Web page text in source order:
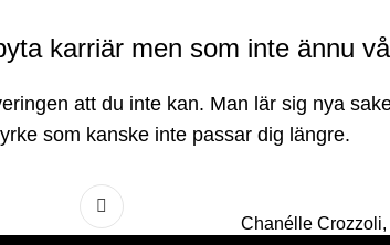
karriär men som inte ännu
att du inte kan. Man lär sig nya
som kanske inte passar dig längre.
Chanélle